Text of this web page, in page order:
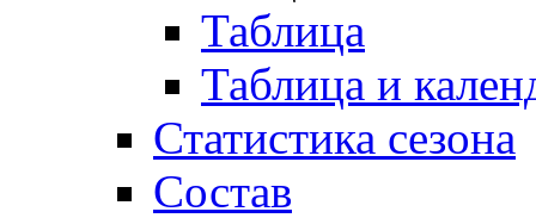
Таблица
Таблица и
Статистика сезона
Состав